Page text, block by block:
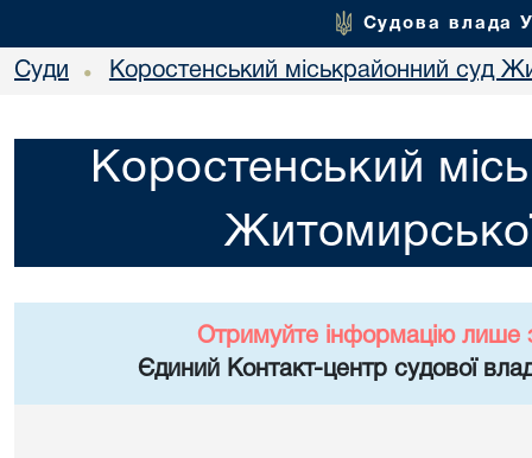
Судова влада
Суди • Коростенський міськрайонний суд
Коростенський
Отримуйте інформацію лише
Єдиний Контакт-центр судової